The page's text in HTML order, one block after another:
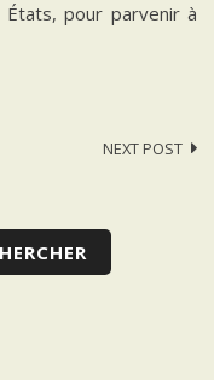
États, pour parvenir à
NEXT POST